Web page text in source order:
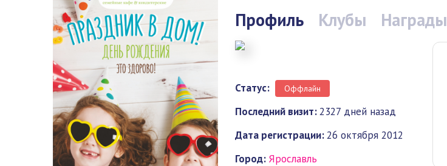
Профиль Клубы Награды
Статус: Оффлайн
Последний визит:2327 дней назад
Дата регистрации:26 октября 2012
Город: Ярославль